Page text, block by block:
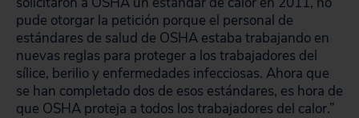
pude otorgar la petición porque el personal de
estándares de salud de OSHA estaba trabajando en
nuevas reglas para proteger a los trabajadores del
sílice, berilio y enfermedades infecciosas. Ahora que
se han completado dos de esos estándares, es hora de
que OSHA proteja a todos los trabajadores del calor.”